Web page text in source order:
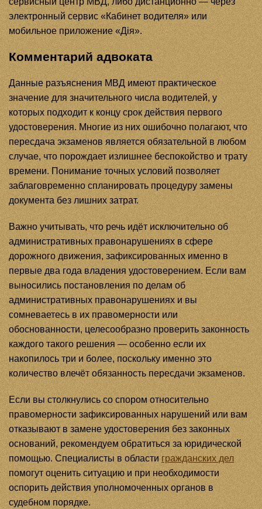
электронный сервис «Кабинет водителя» или
мобильное приложение «Дія».
Комментарий адвоката
Данные разъяснения МВД имеют практическое
значение для значительного числа водителей, у
которых подходит к концу срок действия первого
удостоверения. Многие из них ошибочно полагают, что
пересдача экзаменов является обязательной в любом
случае, что порождает излишнее беспокойство и трату
времени. Понимание точных условий позволяет
заблаговременно спланировать процедуру замены
документа без лишних затрат.
Важно учитывать, что речь идёт исключительно об
административных правонарушениях в сфере
дорожного движения, зафиксированных именно в
первые два года владения удостоверением. Если вам
выносились постановления по делам об
административных правонарушениях и вы
сомневаетесь в их правомерности или
обоснованности, целесообразно проверить законность
каждого такого решения — особенно если их
накопилось три и более, поскольку именно это
количество влечёт обязанность пересдачи экзаменов.
Если вы столкнулись со спором относительно
правомерности зафиксированных нарушений или вам
отказывают в замене удостоверения без законных
оснований, рекомендуем обратиться за юридической
помощью. Специалисты в областигражданских дел
помогут оценить ситуацию и при необходимости
оспорить действия уполномоченных органов в
судебном порядке.